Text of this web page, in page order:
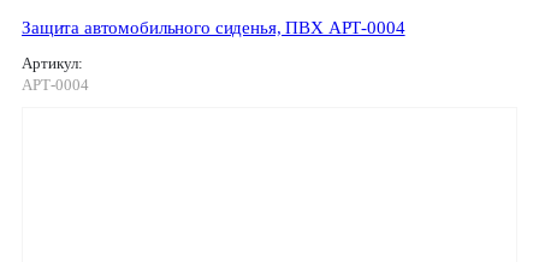
Защита автомобильного сиденья, ПВХ АРТ-0004
Артикул:
АРТ-0004